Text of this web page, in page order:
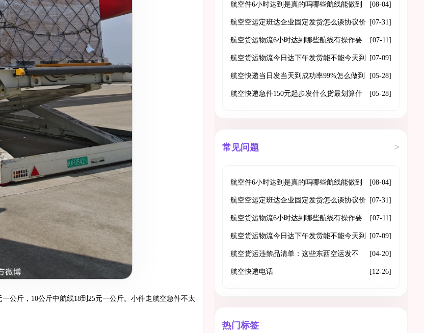
斤，10公斤中航线18到25元一公斤。小件走航空急件不太
航空件6小时达到是真的吗哪些航线能做到
门到门
[08-04]
航空空运定班达企业固定发货怎么谈协议价
格和舱位保障
[07-31]
航空货运物流6小时达到哪些航线有操作要
点是什么
[07-11]
航空货运物流今日达下午发货能不能今天到 [07-09]
航空快递当日发当天到成功率99%怎么做到
的
[05-28]
航空快递急件150元起步发什么货最划算什 [05-28]
常见问题 >
航空件6小时达到是真的吗哪些航线能做到
门到门
[08-04]
航空空运定班达企业固定发货怎么谈协议价
格和舱位保障
[07-31]
航空货运物流6小时达到哪些航线有操作要
点是什么
[07-11]
航空货运物流今日达下午发货能不能今天到 [07-09]
航空货运违禁品清单：这些东西空运发不
了，发之前一定看清
[04-20]
航空快递电话 [12-26]
热门标签